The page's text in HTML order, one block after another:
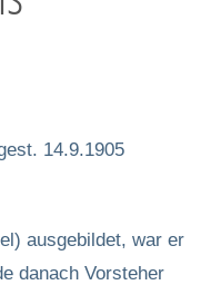
14.9.1905
ausgebildet, war er
danach Vorsteher